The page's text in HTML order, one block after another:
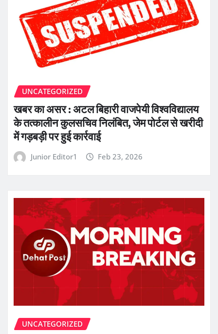
UNCATEGORIZED
खबर का असर : अटल बिहारी वाजपेयी विश्वविद्यालय
के तत्कालीन कुलसचिव निलंबित, जेम पोर्टल से खरीदी
में गड़बड़ी पर हुई कार्रवाई
Junior Editor1 Feb 23, 2026
UNCATEGORIZED